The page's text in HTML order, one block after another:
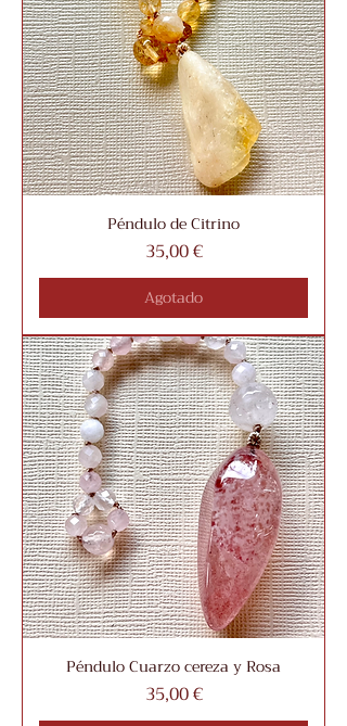
Péndulo de Citrino
Precio
35,00 €
Agotado
Péndulo Cuarzo cereza y Rosa
Precio
35,00 €